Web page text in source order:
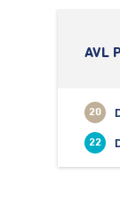
AVL
20
22